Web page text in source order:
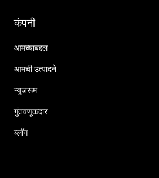
कंपनी
आमच्याबद्दल
आमची उत्पादने
न्यूजरूम
गुंतवणूकदार
ब्लॉग